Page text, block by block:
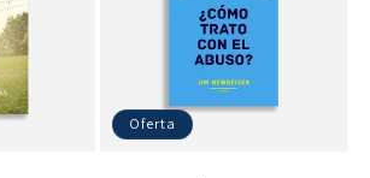
Oferta